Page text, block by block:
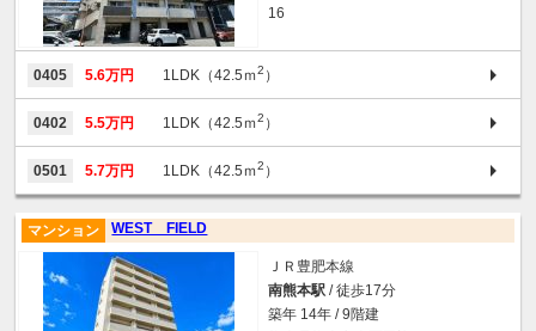
16
0405 5.6万円 1LDK（42.5ｍ2 ）
0402 5.5万円 1LDK（42.5ｍ2 ）
0501 5.7万円 1LDK（42.5ｍ2 ）
WEST FIELD
マンション
ＪＲ豊肥本線
南熊本駅 / 徒歩17分
築年 14年 / 9階建